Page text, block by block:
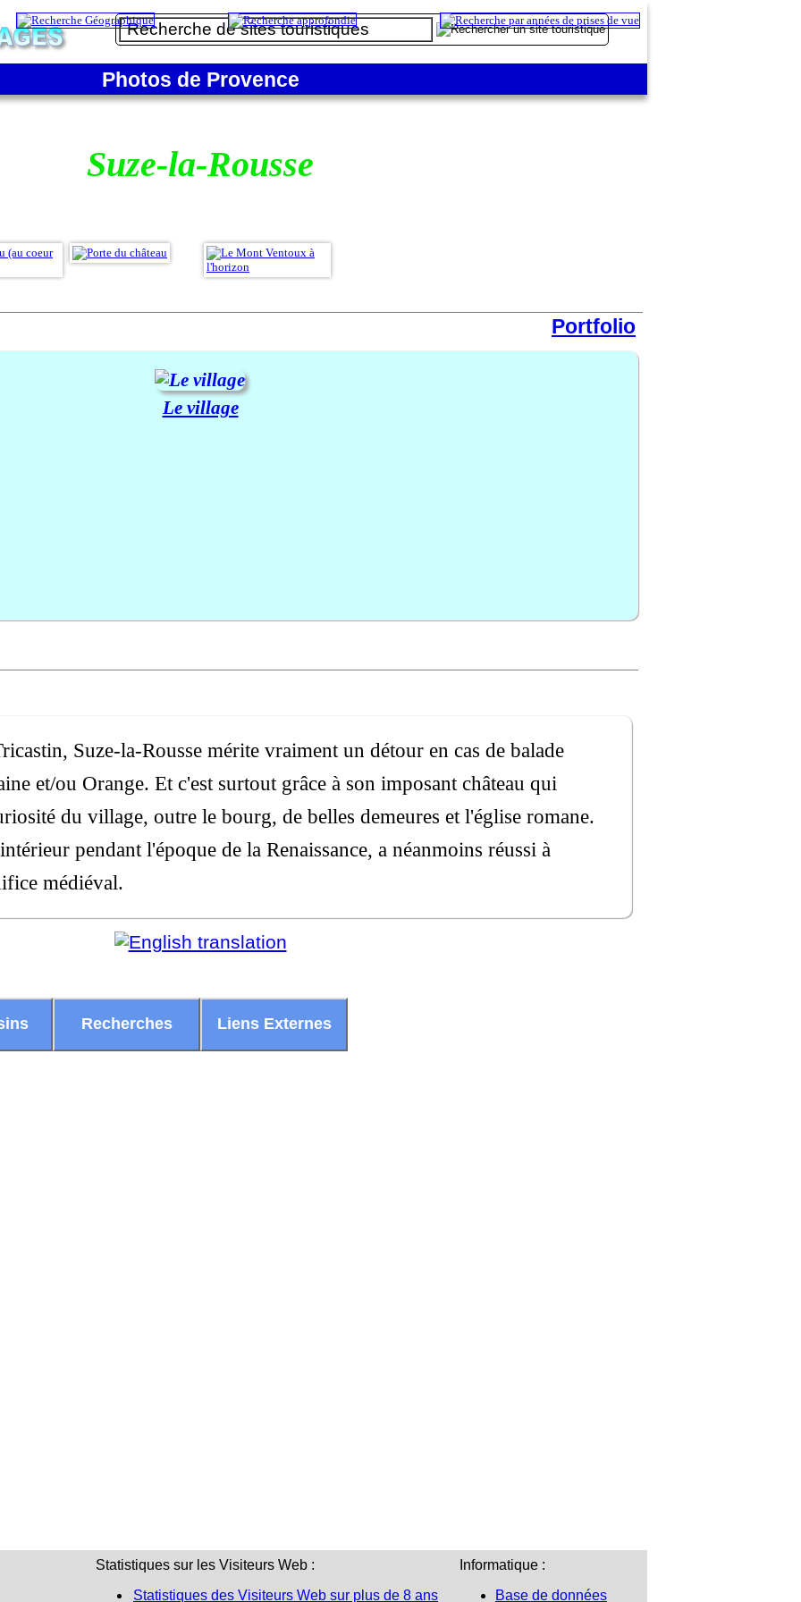
Photos de Provence
Suze-la-Rousse
Portfolio
Le village
Suze-la-Rousse mérite vraiment un détour en cas de balade
et/ou Orange. Et c'est surtout grâce à son imposant château qui
du village, outre le bourg, de belles demeures et l'église romane.
pendant l'époque de la Renaissance, a néanmoins réussi à
médiéval.
Recherches Liens Externes
Statistiques sur les Visiteurs Web :
Statistiques des Visiteurs Web sur plus de 8 ans
Informatique :
Base de données